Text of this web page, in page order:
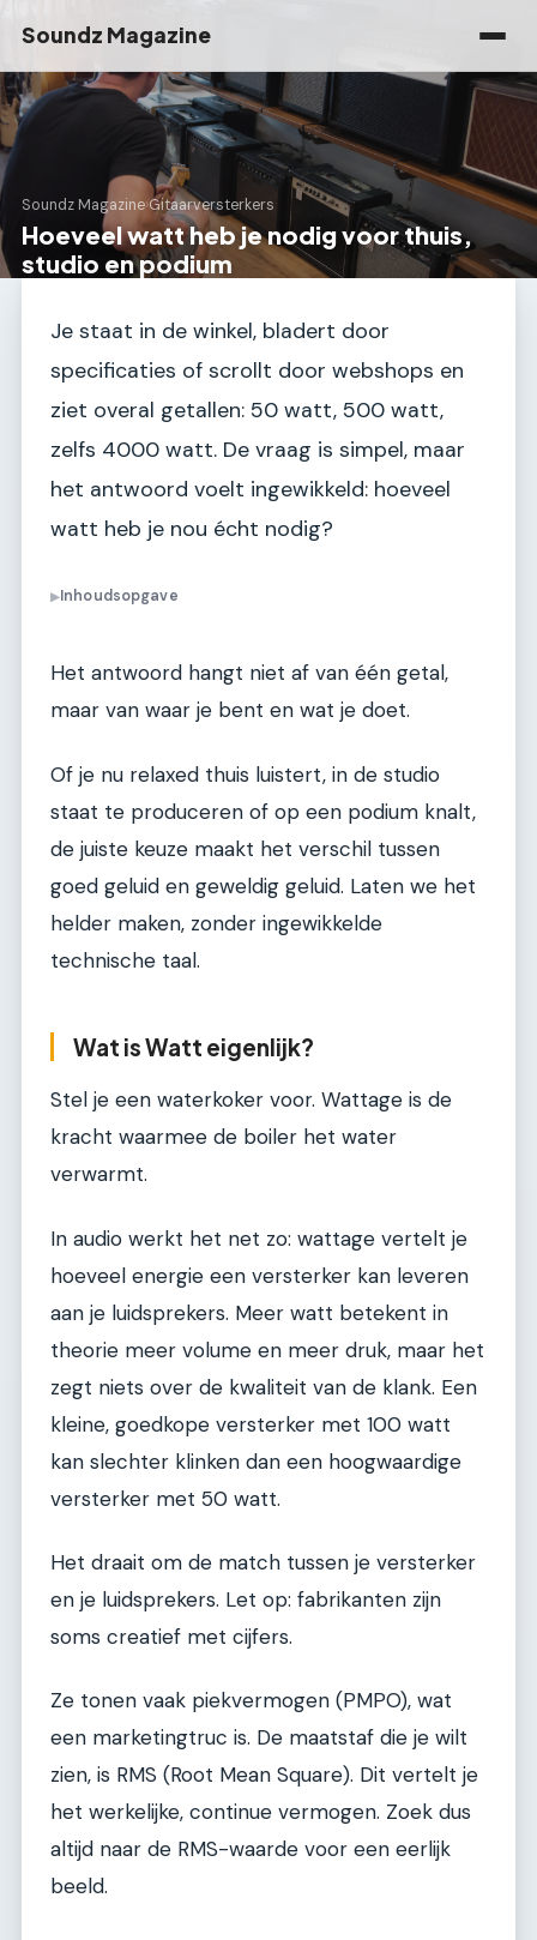
Soundz Magazine
Soundz Magazine›Gitaarversterkers
Hoeveel watt heb je nodig voor thuis,
studio en podium
Je staat in de winkel, bladert door
specificaties of scrollt door webshops en
ziet overal getallen: 50 watt, 500 watt,
zelfs 4000 watt. De vraag is simpel, maar
het antwoord voelt ingewikkeld: hoeveel
watt heb je nou écht nodig?
▶Inhoudsopgave
Het antwoord hangt niet af van één getal,
maar van waar je bent en wat je doet.
Of je nu relaxed thuis luistert, in de studio
staat te produceren of op een podium knalt,
de juiste keuze maakt het verschil tussen
goed geluid en geweldig geluid. Laten we het
helder maken, zonder ingewikkelde
technische taal.
Wat is Watt eigenlijk?
Stel je een waterkoker voor. Wattage is de
kracht waarmee de boiler het water
verwarmt.
In audio werkt het net zo: wattage vertelt je
hoeveel energie een versterker kan leveren
aan je luidsprekers. Meer watt betekent in
theorie meer volume en meer druk, maar het
zegt niets over de kwaliteit van de klank. Een
kleine, goedkope versterker met 100 watt
kan slechter klinken dan een hoogwaardige
versterker met 50 watt.
Het draait om de match tussen je versterker
en je luidsprekers. Let op: fabrikanten zijn
soms creatief met cijfers.
Ze tonen vaak piekvermogen (PMPO), wat
een marketingtruc is. De maatstaf die je wilt
zien, is RMS (Root Mean Square). Dit vertelt je
het werkelijke, continue vermogen. Zoek dus
altijd naar de RMS-waarde voor een eerlijk
beeld.